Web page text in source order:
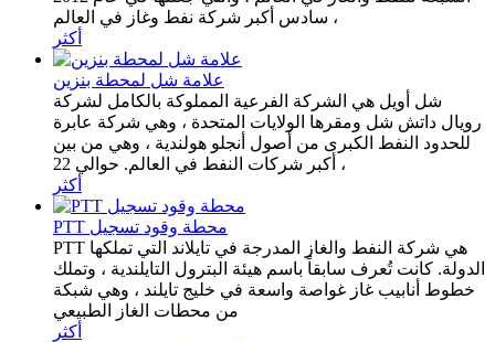
سادس أكبر شركة نفط وغاز في العالم ،
أكثر
علامة شل لمحطة بنزين
شل أويل هي الشركة الفرعية المملوكة بالكامل لشركة
رويال داتش شل ومقرها الولايات المتحدة ، وهي شركة عابرة
للحدود النفط الكبرى من أصول أنجلو هولندية ، وهي من بين
أكبر شركات النفط في العالم. حوالي 22 ،
أكثر
PTT محطة وقود تسجيل
PTT هي شركة النفط والغاز المدرجة في تايلاند التي تملكها
الدولة. كانت تُعرف سابقاً باسم هيئة البترول التايلندية ، وتملك
خطوط أنابيب غاز غواصة واسعة في خليج تايلند ، وهي شبكة
من محطات الغاز الطبيعي
أكثر